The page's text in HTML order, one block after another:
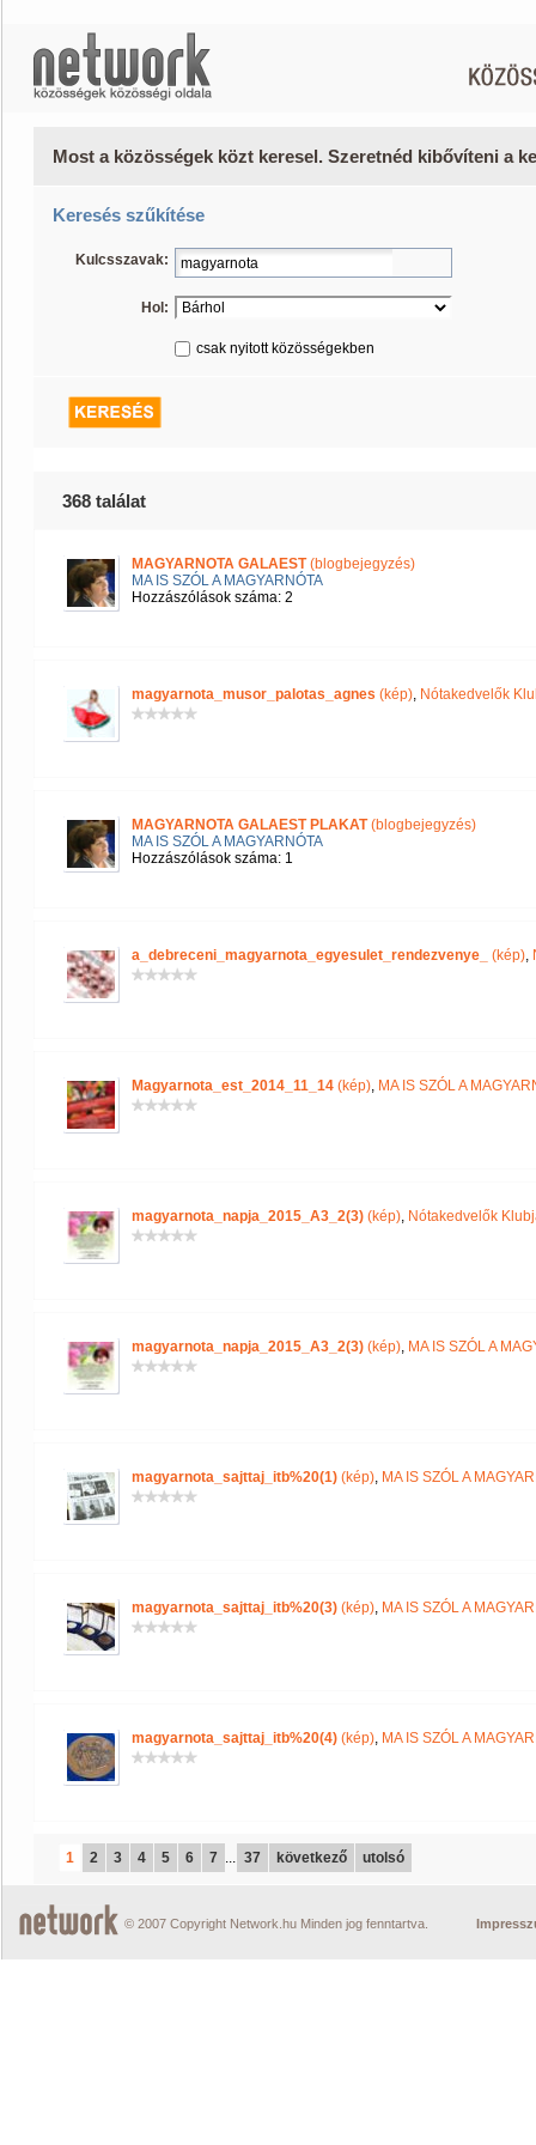
Most a közösségek közt keresel. Szeretnéd kibővíteni a
Keresés szűkítése
Kulcsszavak:
Hol:
csak nyitott közösségekben
368 találat
MAGYARNOTA GALAEST(blogbejegyzés)
MA IS SZÓL A MAGYARNÓTA
Hozzászólások száma: 2
magyarnota_musor_palotas_agnes (kép), Nótakedvelők
MAGYARNOTA GALAEST PLAKAT(blogbejegyzés)
MA IS SZÓL A MAGYARNÓTA
Hozzászólások száma: 1
a_debreceni_magyarnota_egyesulet_rendezvenye_ (kép),
Magyarnota_est_2014_11_14 (kép), MA IS SZÓL A
magyarnota_napja_2015_A3_2(3) (kép), Nótakedvelők
magyarnota_napja_2015_A3_2(3) (kép), MA IS SZÓL A
magyarnota_sajttaj_itb%20(1) (kép), MA IS SZÓL A
magyarnota_sajttaj_itb%20(3) (kép), MA IS SZÓL A
magyarnota_sajttaj_itb%20(4) (kép), MA IS SZÓL A
1 2 3 4 5 6 7 ... 37 következő utolsó
© 2007 Copyright Network.hu Minden jog fenntartva.